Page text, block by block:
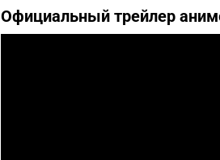
Официальный трейлер